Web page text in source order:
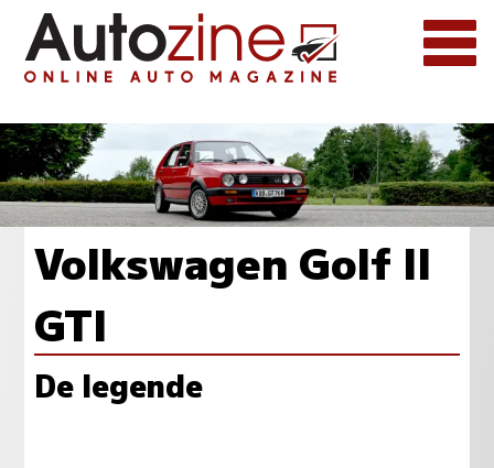
Volkswagen Golf II
GTI
De legende